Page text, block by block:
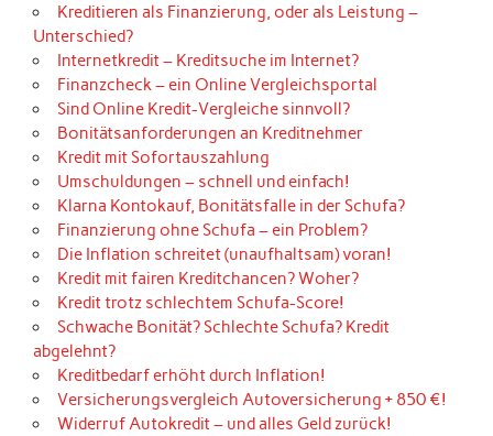
Kreditieren als Finanzierung, oder als Leistung –
Unterschied?
Internetkredit – Kreditsuche im Internet?
Finanzcheck – ein Online Vergleichsportal
Sind Online Kredit-Vergleiche sinnvoll?
Bonitätsanforderungen an Kreditnehmer
Kredit mit Sofortauszahlung
Umschuldungen – schnell und einfach!
Klarna Kontokauf, Bonitätsfalle in der Schufa?
Finanzierung ohne Schufa – ein Problem?
Die Inflation schreitet (unaufhaltsam) voran!
Kredit mit fairen Kreditchancen? Woher?
Kredit trotz schlechtem Schufa-Score!
Schwache Bonität? Schlechte Schufa? Kredit
abgelehnt?
Kreditbedarf erhöht durch Inflation!
Versicherungsvergleich Autoversicherung + 850 €!
Widerruf Autokredit – und alles Geld zurück!